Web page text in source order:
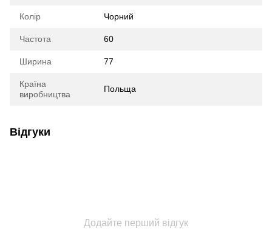
Колір Чорний
Частота 60
Ширина 77
Країна
виробництва
Польща
Відгуки
Додайте перший відгук